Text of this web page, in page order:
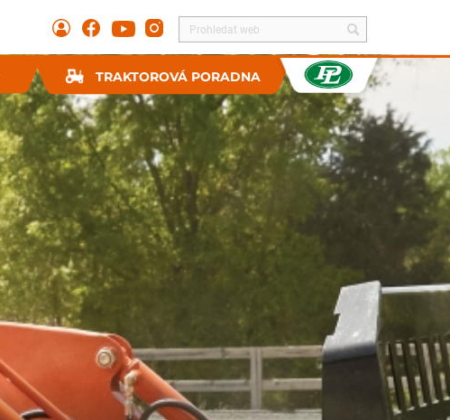
TRAKTOROVÁ PORADNA